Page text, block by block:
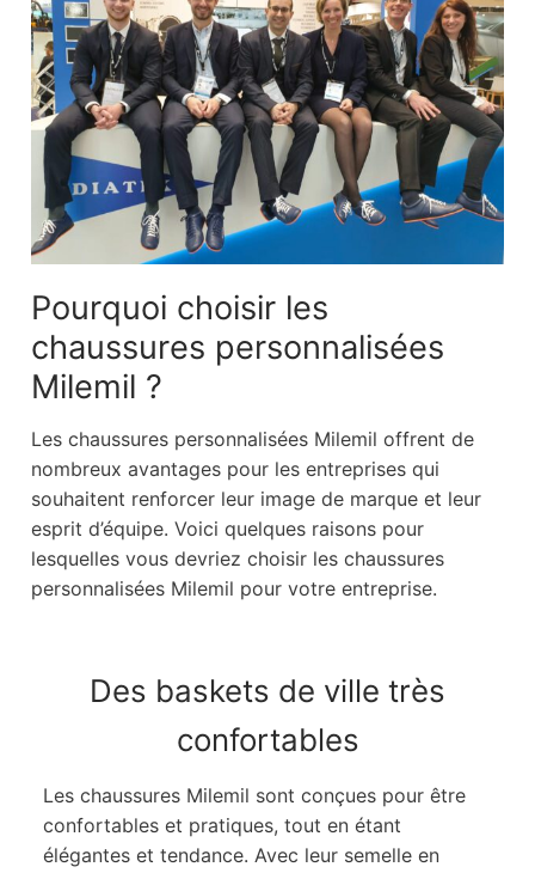
Participer à des ateliers
Fabriquer ses chaussures seul
Team building de création de chaussures
Formations Chaussures
Formation découverte de la chaussure – 3 jours
Formation chaussure en ligne : Découverte de la
chaussure- 4 fois 2h
Accompagnement / formation pour lancer votre
projet chaussure
Contact
Pourquoi choisir les
chaussures personnalisées
Milemil ?
Les chaussures personnalisées Milemil offrent de
nombreux avantages pour les entreprises qui
souhaitent renforcer leur image de marque et leur
esprit d’équipe. Voici quelques raisons pour
lesquelles vous devriez choisir les chaussures
personnalisées Milemil pour votre entreprise.
Des baskets de ville très
confortables
Les chaussures Milemil sont conçues pour être
confortables et pratiques, tout en étant
élégantes et tendance. Avec leur semelle en